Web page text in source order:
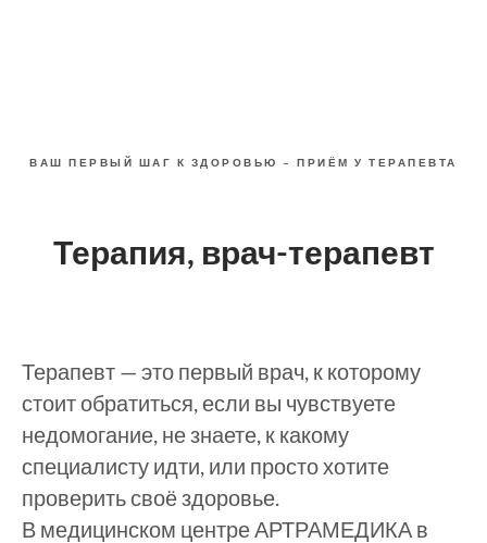
ВАШ ПЕРВЫЙ ШАГ К ЗДОРОВЬЮ – ПРИЁМ У ТЕРАПЕВТА
Терапия, врач-терапевт
Терапевт — это первый врач, к которому
стоит обратиться, если вы чувствуете
недомогание, не знаете, к какому
специалисту идти, или просто хотите
проверить своё здоровье.
В медицинском центре АРТРАМЕДИКА в